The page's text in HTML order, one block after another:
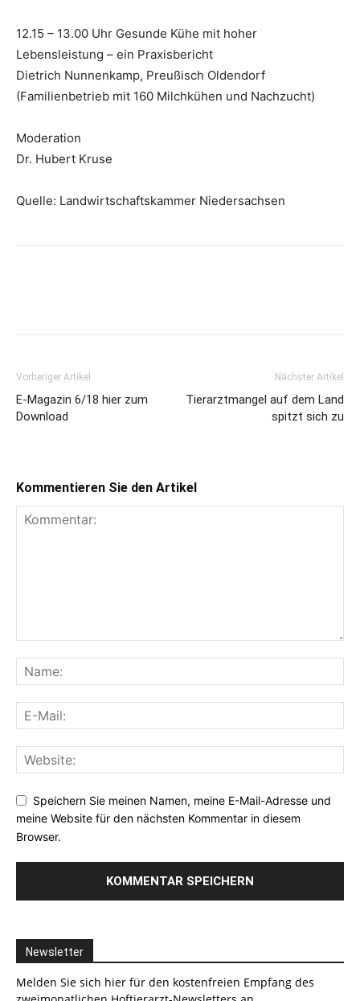
12.15 – 13.00 Uhr Gesunde Kühe mit hoher
Lebensleistung – ein Praxisbericht
Dietrich Nunnenkamp, Preußisch Oldendorf
(Familienbetrieb mit 160 Milchkühen und Nachzucht)
Moderation
Dr. Hubert Kruse
Quelle: Landwirtschaftskammer Niedersachsen
Vorheriger Artikel
E-Magazin 6/18 hier zum
Download
Nächster Artikel
Tierarztmangel auf dem Land
spitzt sich zu
Kommentieren Sie den Artikel
Speichern Sie meinen Namen, meine E-Mail-Adresse und
meine Website für den nächsten Kommentar in diesem
Browser.
Newsletter
Melden Sie sich hier für den kostenfreien Empfang des